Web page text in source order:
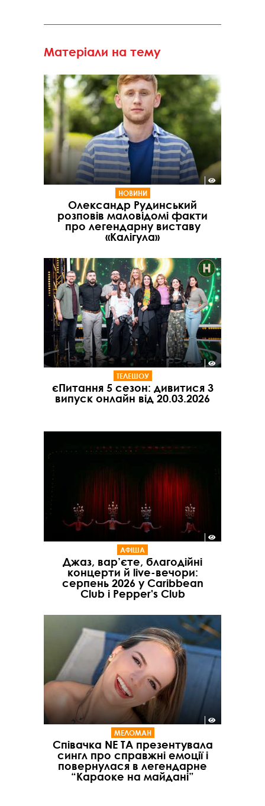
Матеріали на тему
НОВИНИ
Олександр Рудинський
розповів маловідомі факти
про легендарну виставу
«Калігула»
ТЕЛЕШОУ
єПитання 5 сезон: дивитися 3
випуск онлайн від 20.03.2026
АФІША
Джаз, вар’єте, благодійні
концерти й live-вечори:
серпень 2026 у Caribbean
Club і Pepper's Club
МЕЛОМАН
Співачка NE TA презентувала
сингл про справжні емоції і
повернулася в легендарне
“Караоке на майдані”